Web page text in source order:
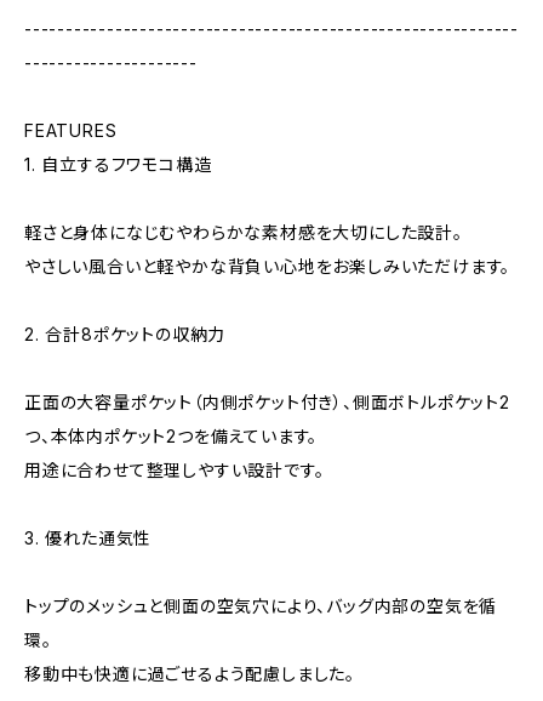
------------------------------------------------------------
---------------------
FEATURES
1. 自立するフワモコ構造
軽さと身体になじむやわらかな素材感を大切にした設計。
やさしい風合いと軽やかな背負い心地をお楽しみいただけます。
2. 合計8ポケットの収納力
正面の大容量ポケット（内側ポケット付き）、側面ボトルポケット2
つ、本体内ポケット2つを備えています。
用途に合わせて整理しやすい設計です。
3. 優れた通気性
トップのメッシュと側面の空気穴により、バッグ内部の空気を循
環。
移動中も快適に過ごせるよう配慮しました。